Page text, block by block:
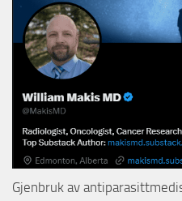
Gjenbruk av